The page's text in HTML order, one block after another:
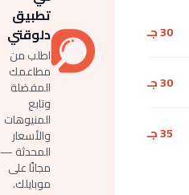
30 جـ
30 جـ
35 جـ
تطبيق
دلوقتي
اطلب من
مطاعمك
المفضلة
وتابع
المنيوهات
والأسعار
المحدثة —
مجانًا على
موبايلك.